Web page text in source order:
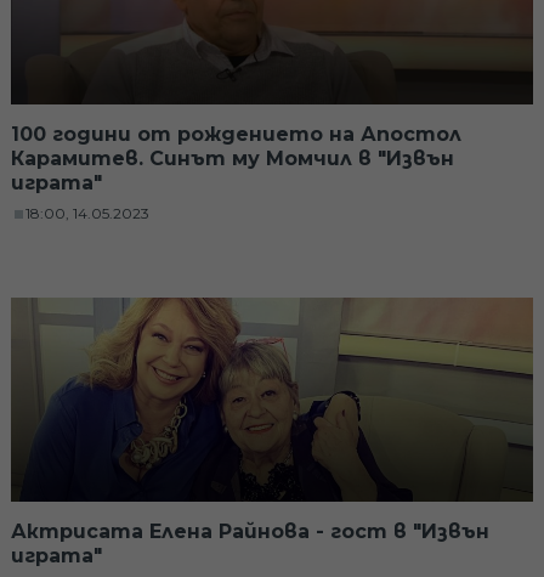
100 години от рождението на Апостол
Карамитев. Синът му Момчил в "Извън
играта"
18:00, 14.05.2023
Актрисата Елена Райнова - гост в "Извън
играта"